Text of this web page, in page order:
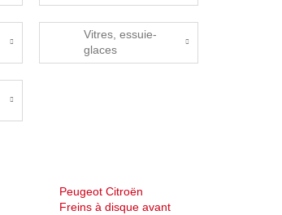
Vitres, essuie-
glaces
Peugeot Citroën
Freins à disque avant